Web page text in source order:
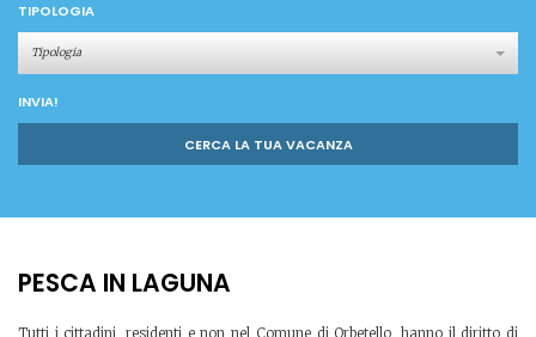
TIPOLOGIA
Tipologia
INVIA!
CERCA LA TUA VACANZA
PESCA IN LAGUNA
Tutti i cittadini, residenti e non nel Comune di Orbetello, hanno il diritto di